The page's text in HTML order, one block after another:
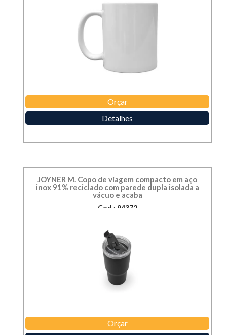
Orçar
Detalhes
JOYNER M. Copo de viagem compacto em aço
inox 91% reciclado com parede dupla isolada a
vácuo e acaba
Cod.: 94372
Orçar